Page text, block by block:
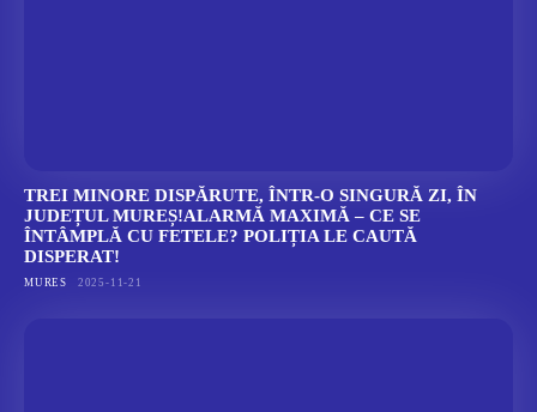
TREI MINORE DISPĂRUTE, ÎNTR-O SINGURĂ ZI, ÎN
JUDEȚUL MUREȘ!ALARMĂ MAXIMĂ – CE SE
ÎNTÂMPLĂ CU FETELE? POLIȚIA LE CAUTĂ
DISPERAT!
MURES 2025-11-21